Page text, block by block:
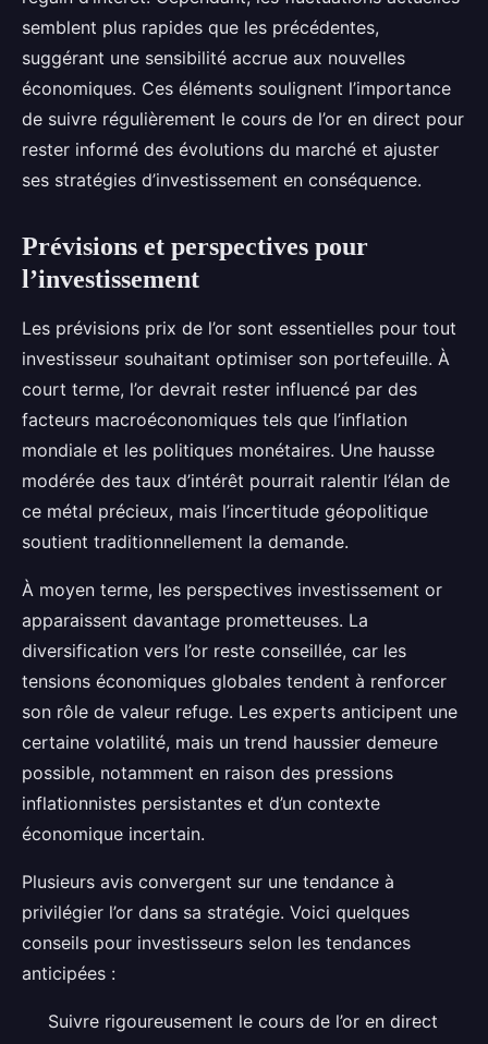
semblent plus rapides que les précédentes,
suggérant une sensibilité accrue aux nouvelles
économiques. Ces éléments soulignent l’importance
de suivre régulièrement le cours de l’or en direct pour
rester informé des évolutions du marché et ajuster
ses stratégies d’investissement en conséquence.
Prévisions et perspectives pour
l’investissement
Les prévisions prix de l’or sont essentielles pour tout
investisseur souhaitant optimiser son portefeuille. À
court terme, l’or devrait rester influencé par des
facteurs macroéconomiques tels que l’inflation
mondiale et les politiques monétaires. Une hausse
modérée des taux d’intérêt pourrait ralentir l’élan de
ce métal précieux, mais l’incertitude géopolitique
soutient traditionnellement la demande.
À moyen terme, les perspectives investissement or
apparaissent davantage prometteuses. La
diversification vers l’or reste conseillée, car les
tensions économiques globales tendent à renforcer
son rôle de valeur refuge. Les experts anticipent une
certaine volatilité, mais un trend haussier demeure
possible, notamment en raison des pressions
inflationnistes persistantes et d’un contexte
économique incertain.
Plusieurs avis convergent sur une tendance à
privilégier l’or dans sa stratégie. Voici quelques
conseils pour investisseurs selon les tendances
anticipées :
Suivre rigoureusement le cours de l’or en direct